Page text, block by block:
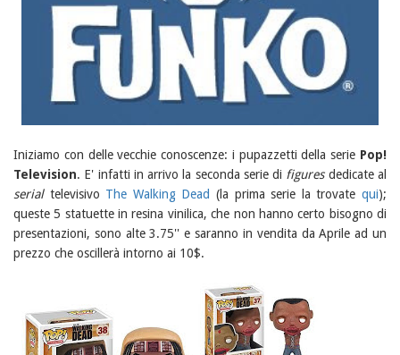
Iniziamo con delle vecchie conoscenze: i pupazzetti della serie Pop!
Television. E' infatti in arrivo la seconda serie di figuresdedicate al
serialtelevisivo The Walking Dead (la prima serie la trovatequi);
queste 5 statuette in resina vinilica, che non hanno certo bisogno di
presentazioni, sono alte 3.75'' e saranno in vendita da Aprile ad un
prezzo che oscillerà intorno ai 10$.